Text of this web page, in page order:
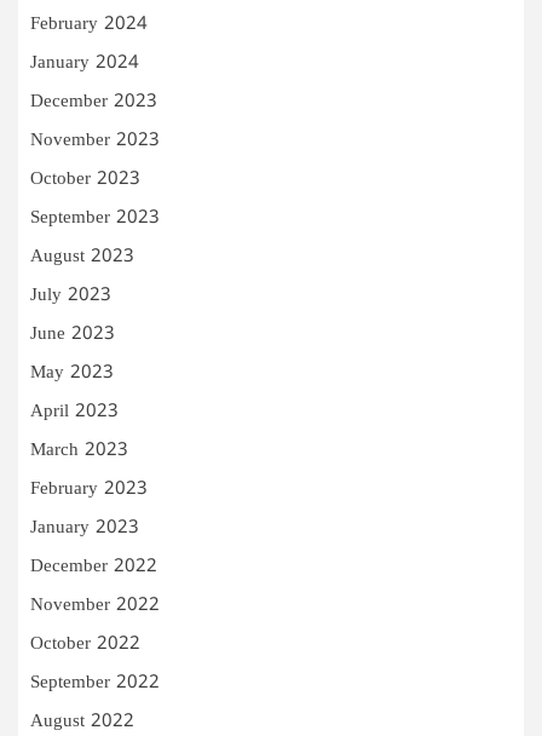
February 2024
January 2024
December 2023
November 2023
October 2023
September 2023
August 2023
July 2023
June 2023
May 2023
April 2023
March 2023
February 2023
January 2023
December 2022
November 2022
October 2022
September 2022
August 2022